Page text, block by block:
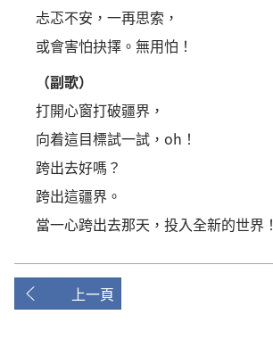
忐忑不安，一再思索，
或會害怕抉擇。無用怕！
（副歌）
打開心窗打破疆界，
向着這目標試一試，oh！
跨出去好嗎？
跨出這疆界。
當一心跨出去那天，投入全新的世界！
上一頁